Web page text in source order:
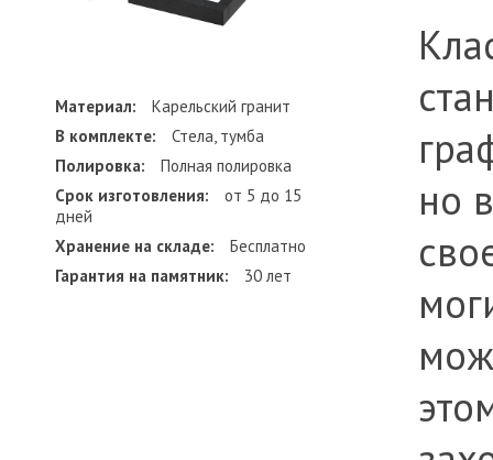
Материал:
Карельский гранит
В комплекте:
Стела, тумба
Полировка:
Полная полировка
Срок изготовления:
от 5 до 15
дней
Хранение на складе:
Бесплатно
Гарантия на памятник:
30 лет
но